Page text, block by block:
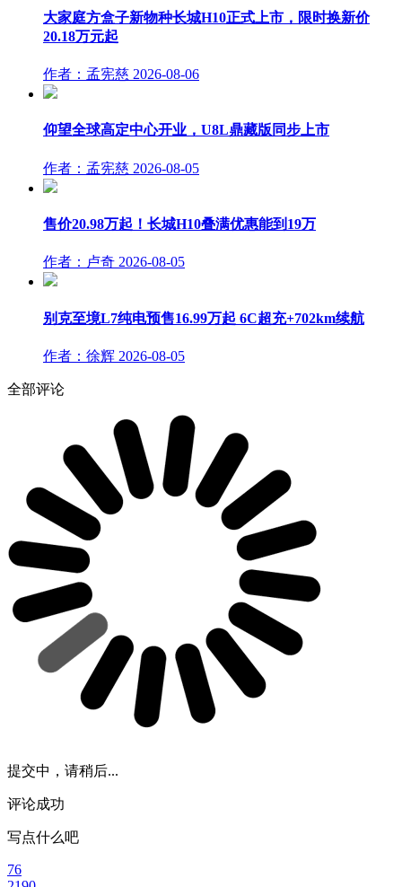
大家庭方盒子新物种长城H10正式上市，限时换新价
20.18万元起
作者：孟宪慈 2026-08-06
仰望全球高定中心开业，U8L鼎藏版同步上市
作者：孟宪慈 2026-08-05
售价20.98万起！长城H10叠满优惠能到19万
作者：卢奇 2026-08-05
别克至境L7纯电预售16.99万起 6C超充+702km续航
作者：徐辉 2026-08-05
全部评论
提交中，请稍后...
评论成功
写点什么吧
76